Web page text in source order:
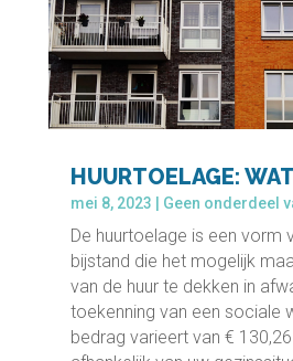
HUURTOELAGE:
mei 8, 2023 Geen onderdeel
De huurtoelage is een vorm
bijstand die het mogelijk
van de huur te dekken in
toekenning van een sociale
bedrag varieert van €